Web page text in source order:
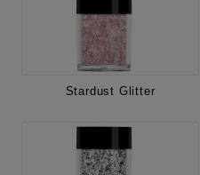
Stardust Glitter